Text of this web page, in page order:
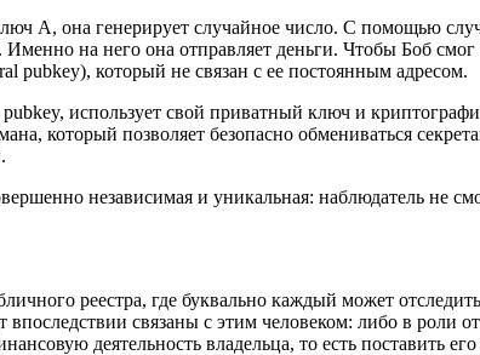
A, она генерирует случайное число. С помощью
Именно на него она отправляет деньги. Чтобы Боб
который не связан с ее постоянным адресом.
использует свой приватный ключ и
который позволяет безопасно обмениваться
независимая и уникальная: наблюдатель не
реестра, где буквально каждый может
связаны с этим человеком: либо в роли
деятельность владельца, то есть поставить